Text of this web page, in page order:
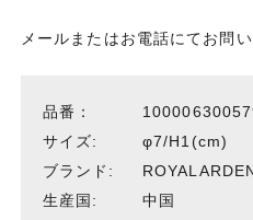
メールまたはお電話にてお問
品番：
サイズ:
φ7/H1(cm)
ブランド:
生産国:
中国